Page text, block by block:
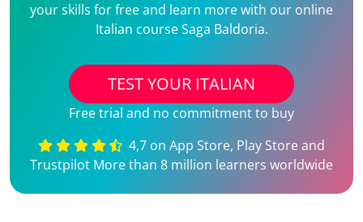
your skills for free and learn more with our online
Italian course Saga Baldoria.
TEST YOUR ITALIAN
Free trial and no commitment to buy
4,7 on App Store, Play Store and
Trustpilot More than 8 million learners worldwide